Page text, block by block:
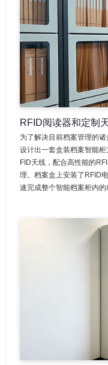
RFID阅读器和定制
为了解决目前档案管理的
设计出一套盒装档案智能
FID天线，配合高性能的
理。档案盒上安装了RFID
速完成整个智能档案柜内的